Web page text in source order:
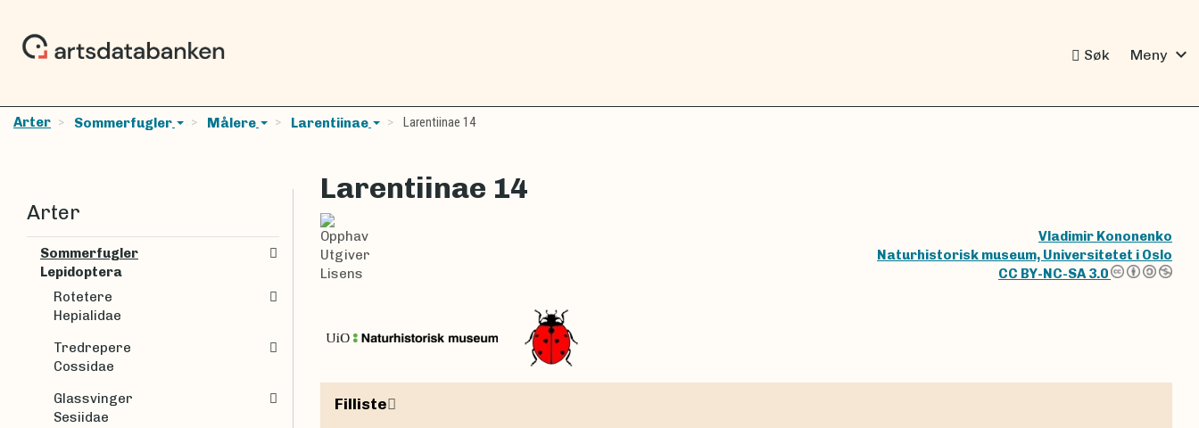
Søk Meny expand_more
Arter Sommerfugler Målere Larentiinae Larentiinae 14
Larentiinae 14
Opphav
Vladimir Kononenko
Utgiver
Naturhistorisk museum, Universitetet i Oslo
Lisens
CC BY-NC-SA 3.0
Filliste
Arter
Sommerfugler
Lepidoptera
Rotetere
Hepialidae
Tredrepere
Cossidae
Glassvinger
Sesiidae